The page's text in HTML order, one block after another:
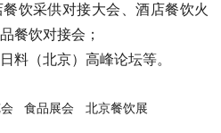
饮采供对接大会、酒店餐饮火
餐饮对接会；
料（北京）高峰论坛等。
食品展会 北京餐饮展